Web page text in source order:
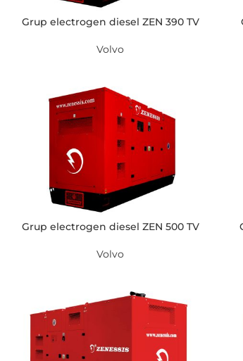
Grup electrogen diesel ZEN 390 TV
Volvo
Grup electrogen diesel ZEN 500 TV
Volvo